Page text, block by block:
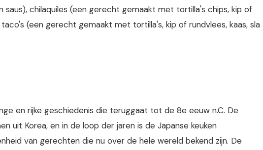
saus), chilaquiles (een gerecht gemaakt met tortilla's chips, kip of
(een gerecht gemaakt met tortilla's, kip of rundvlees, kaas, sla
en rijke geschiedenis die teruggaat tot de 8e eeuw n.C. De
uit Korea, en in de loop der jaren is de Japanse keuken
van gerechten die nu over de hele wereld bekend zijn. De